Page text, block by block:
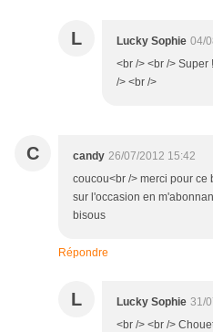
L Lucky Sophie 04/
<br /> <br /> Super
/> <br />
C candy 26/07/2012 15:42
coucou<br /> merci pour ce
sur l'occasion en
bisous
Répondre
L Lucky Sophie 31/
<br /> <br />